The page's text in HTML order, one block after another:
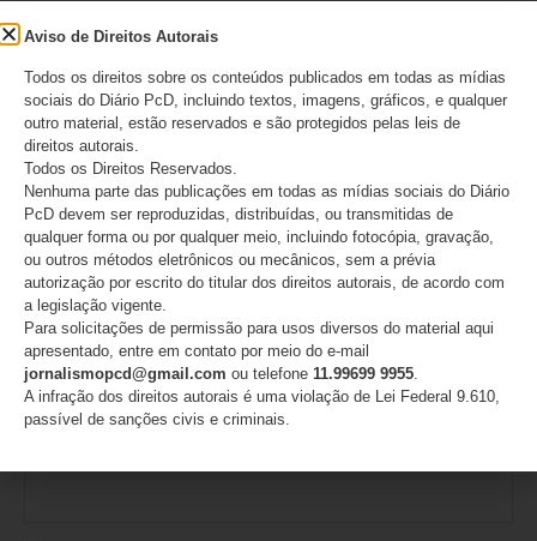
Nome *
E-mail*
Site
Aviso de Direitos Autorais
Todos os direitos sobre os conteúdos publicados em todas as mídias
sociais do Diário PcD, incluindo textos, imagens, gráficos, e qualquer
outro material, estão reservados e são protegidos pelas leis de
direitos autorais.
Todos os Direitos Reservados.
Nenhuma parte das publicações em todas as mídias sociais do Diário
PcD devem ser reproduzidas, distribuídas, ou transmitidas de
qualquer forma ou por qualquer meio, incluindo fotocópia, gravação,
ou outros métodos eletrônicos ou mecânicos, sem a prévia
autorização por escrito do titular dos direitos autorais, de acordo com
a legislação vigente.
Para solicitações de permissão para usos diversos do material aqui
apresentado, entre em contato por meio do e-mail
jornalismopcd@gmail.com ou telefone 11.99699 9955
A infração dos direitos autorais é uma violação de Lei Federal 9.610,
passível de sanções civis e criminais.